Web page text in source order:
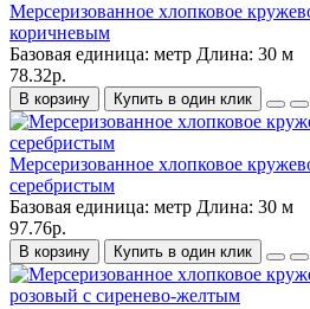
Мерсеризованное хлопковое
коричневым
Базовая единица: метр Длина: 30 м
78.32р.
В корзину Купить в один клик
Мерсеризованное хлопковое
серебристым
Базовая единица: метр Длина: 30 м
97.76р.
В корзину Купить в один клик